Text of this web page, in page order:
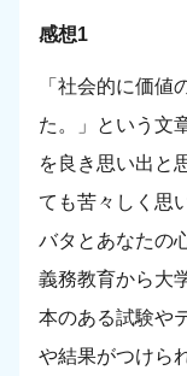
感想1
「社会的に価値
た。」という文
を良き思い出と
ても苦々しく思
バタとあなたの
義務教育から大
本のある試験や
や結果がつけら